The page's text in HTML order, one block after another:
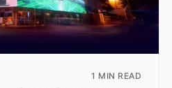
1 MIN READ